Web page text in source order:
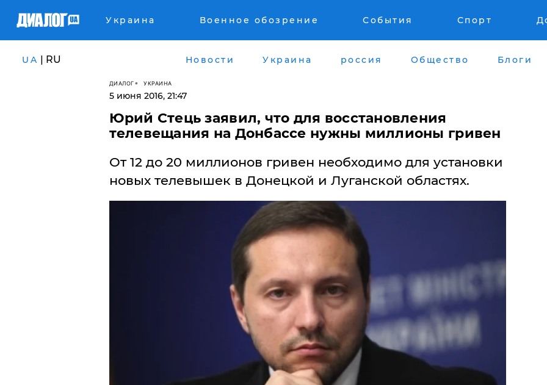
Украина Военное обозрение События Спорт
UA | RU Новости Украина россия Общество Блоги
ДИАЛОГ УКРАИНА
5 июня 2016, 21:47
Юрий Стець заявил, что для восстановления
телевещания на Донбассе нужны миллионы гривен
От 12 до 20 миллионов гривен необходимо для установки
новых телевышек в Донецкой и Луганской областях.